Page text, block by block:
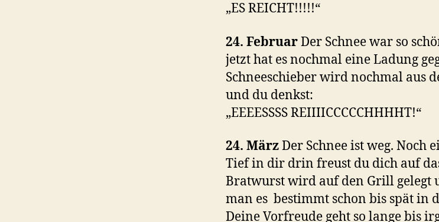
„ES REICHT!!!!!“
24. FebruarDer Schnee war so
jetzt hat es nochmal eine Ladung
Schneeschieber wird nochmal aus
und du denkst:
„EEEESSSS REIIIICCCCCHHHHT!“
24. MärzDer Schnee ist weg. Noch
Tief in dir drin freust du dich auf
Bratwurst wird auf den Grill gelegt
man es bestimmt schon bis spät in
Deine Vorfreude geht so lange bis